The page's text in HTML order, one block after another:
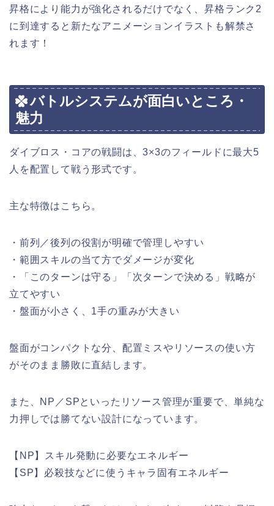
昇格により能力が強化されるだけでなく、昇格ランク2
に到達すると新たなアニメーションイラストも解禁さ
れます！
バトルシステムが面白いところ・
魅力
ダイブロス・コアの戦闘は、3×3のフィールドに最大5
人を配置して戦う形式です。
主な特徴はこちら。
・前列／後列の役割が明確で管理しやすい
・範囲スキルの当て方でダメージが変化
・「このターンは守る」「次ターンで決める」戦略が
立てやすい
・盤面が小さく、1手の重みが大きい
盤面がコンパクトな分、配置ミスやリソースの使い方
がそのまま勝敗に直結します。
また、NP／SPといったリソース管理が重要で、単純な
力押しでは勝てない設計になっています。
【NP】スキル発動に必要なエネルギー
【SP】必殺技などに使うキャラ固有エネルギー